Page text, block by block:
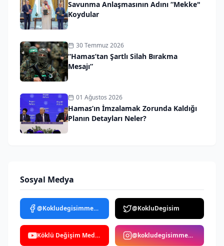
Savunma Anlaşmasının Adını “Mekke"
Koydular
30 Temmuz 2026
“Hamas’tan Şartlı Silah Bırakma
Mesajı”
01 Ağustos 2026
Hamas’ın İmzalamak Zorunda Kaldığı
Planın Detayları Neler?
Sosyal Medya
@Kokludegisimmedya @KokluDegisim
Köklü Değişim Medya @kokludegisimmedya